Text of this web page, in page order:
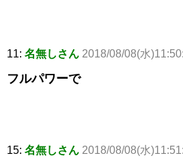
11: 名無しさん 2018/08/08(水
フルパワーで
15: 名無しさん 2018/08/08(水